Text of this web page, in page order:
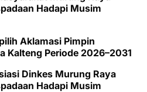
Hadapi Musim
Aklamasi Pimpin
Kalteng Periode 2026–2031
Dinkes Murung Raya
Hadapi Musim